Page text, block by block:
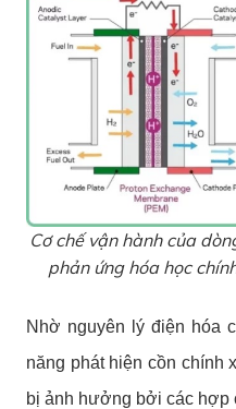
Cơ chế vận hành của
phản ứng hóa học
Nhờ nguyên lý điện hóa
năng phát hiện cồn chính
bị ảnh hưởng bởi các hợp